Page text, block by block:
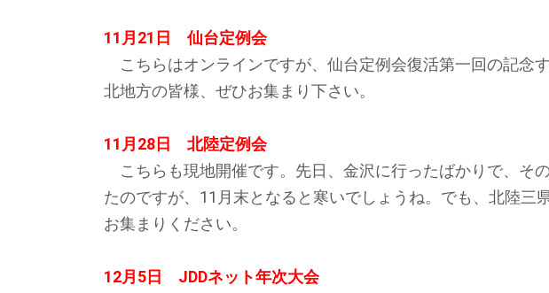
11月21日 仙台定例会
こちらはオンラインですが、仙台定例会復活第一回の記念
北地方の皆様、ぜひお集まり下さい。
11月28日 北陸定例会
こちらも現地開催です。先日、金沢に行ったばかりで、そ
たのですが、11月末となると寒いでしょうね。でも、北陸三
お集まりください。
12月5日 JDDネット年次大会